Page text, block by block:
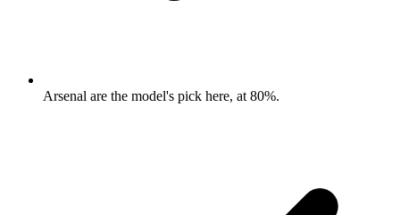
Arsenal are the model's pick here, at 80%.